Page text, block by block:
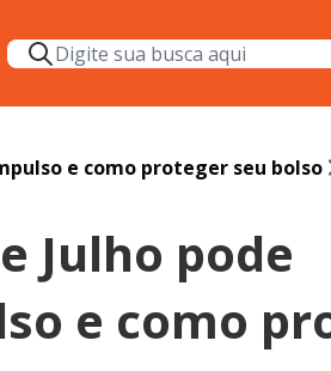
e como proteger seu bolso
Julho pode
e como